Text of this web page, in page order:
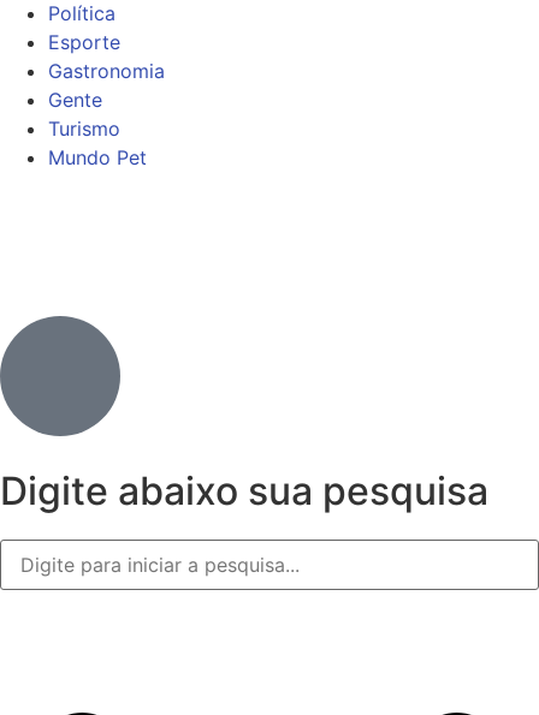
Política
Esporte
Gastronomia
Gente
Turismo
Mundo Pet
Digite abaixo sua pesquisa